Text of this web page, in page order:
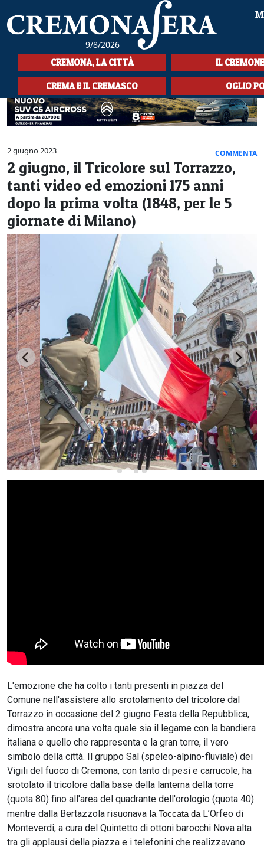
9/8/2026
HOME
CRONACA
SPORT
CULTURA
LA STORIA
SPETTACOLI
L'EDITORIALE
SEZIONI
CERCA
CREMONA, LA CITTÀ IL
CREMA E IL CREMASCO OGLIO
2 giugno 2023 COMMENTA
2 giugno, il Tricolore sul Torrazzo,
tanti video ed emozioni 175 anni
dopo la prima volta (1848, per le 5
giornate di Milano)
L'emozione che ha colto i tanti presenti in piazza del
Comune nell'assistere allo srotolamento del tricolore dal
Torrazzo in occasione del 2 giugno Festa della Repubblica,
dimostra ancora una volta quale sia il legame con la bandiera
italiana e quello che rappresenta e la gran torre, il vero
simbolo della città. Il gruppo Sal (speleo-alpino-fluviale) dei
Vigili del fuoco di Cremona, con tanto di pesi e carrucole, ha
srotolato il tricolore dalla base della lanterna della torre
(quota 80) fino all'area del quadrante dell'orologio (quota 40)
mentre dalla Bertazzola risuonava l a Toccata da L’Orfeo di
Monteverdi, a cura del Quintetto di ottoni barocchi Nova alta
tra gli applausi della piazza e i telefonini che realizzavano